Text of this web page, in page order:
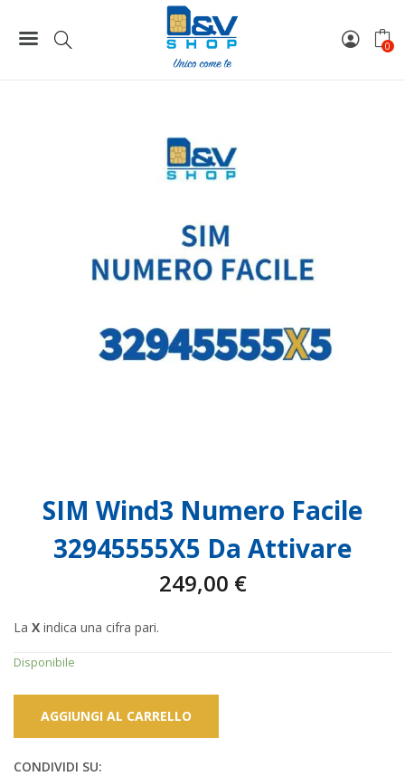
0
SIM Wind3 Numero Facile 32945555X5 Da Attivare
SIM Wind3 Numero Facile
32945555X5 Da Attivare
249,00 €
La X indica una cifra pari.
Disponibile
AGGIUNGI AL CARRELLO
CONDIVIDI SU: